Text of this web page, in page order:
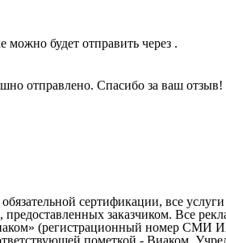
будет отправить через .
отправлено. Спасибо за ваш отзыв!
сертификации, все
предоставленных заказчиком. Все
(регистрационный номер СМИ
пометкой - Виаком.